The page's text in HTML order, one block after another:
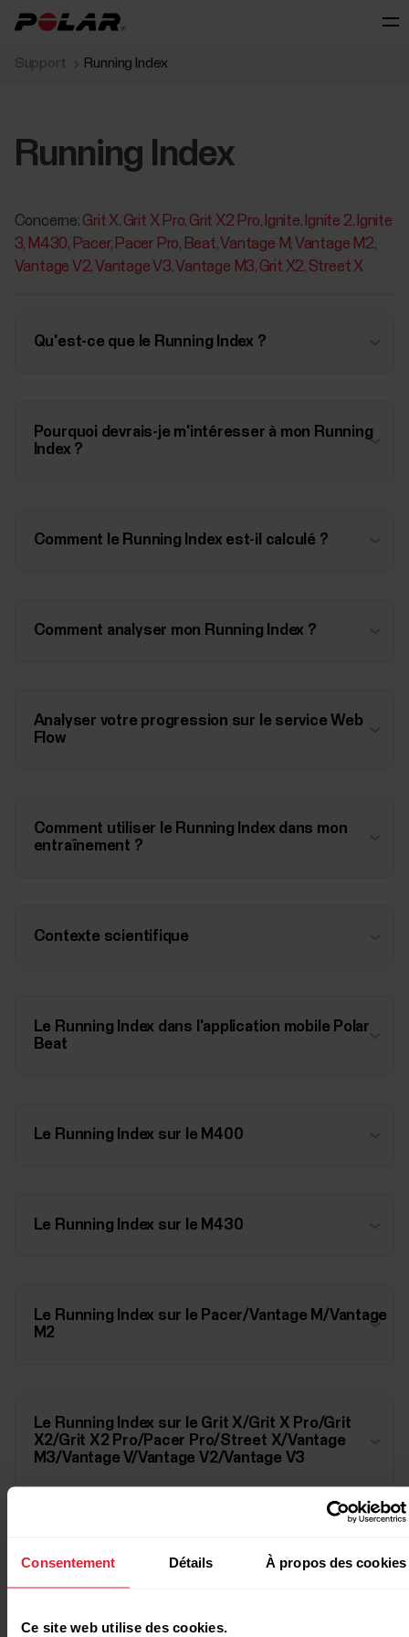
Consentement Détails À propos des cookies
Ce site web utilise des cookies.
Support Running Index
Running Index
Concerne: Grit X Grit X Pro Grit X2 Pro Ignite Ignite 2 Ignite
3 M430 Pacer Pacer Pro Beat Vantage M Vantage M2
Vantage V2 Vantage V3 Vantage M3 Grit X2 Street X
Qu'est-ce que le Running Index ?
Pourquoi devrais-je m'intéresser à mon Running
Index ?
Comment le Running Index est-il calculé ?
Comment analyser mon Running Index ?
Analyser votre progression sur le service Web
Flow
Comment utiliser le Running Index dans mon
entraînement ?
Contexte scientifique
Le Running Index dans l'application mobile Polar
Beat
Le Running Index sur le M400
Le Running Index sur le M430
Le Running Index sur le Pacer/Vantage M/Vantage
M2
Le Running Index sur le Grit X/Grit X Pro/Grit
X2/Grit X2 Pro/Pacer Pro/Street X/Vantage
M3/Vantage V/Vantage V2/Vantage V3